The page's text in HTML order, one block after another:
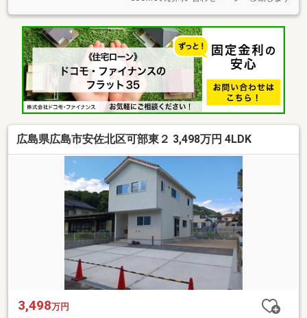
広島県広島市安佐北区可部東２ 3,498万円 4LDK
3,498万円